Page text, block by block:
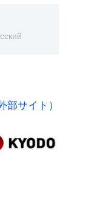
サイト）